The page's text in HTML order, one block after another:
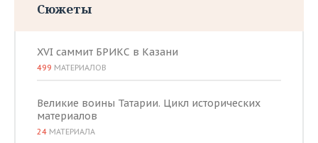
Сюжеты
XVI саммит БРИКС в Казани
499 МАТЕРИАЛОВ
Великие воины Татарии. Цикл исторических
материалов
24 МАТЕРИАЛА